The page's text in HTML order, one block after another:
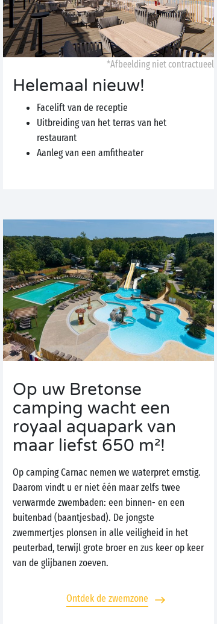
*Afbeelding niet contractueel
Helemaal nieuw!
Facelift van de receptie
Uitbreiding van het terras van het
restaurant
Aanleg van een amfitheater
Op uw Bretonse
camping wacht een
royaal aquapark van
maar liefst 650 m²!
Op camping Carnac nemen we waterpret ernstig.
Daarom vindt u er niet één maar zelfs twee
verwarmde zwembaden: een binnen- en een
buitenbad (baantjesbad). De jongste
zwemmertjes plonsen in alle veiligheid in het
peuterbad, terwijl grote broer en zus keer op keer
van de glijbanen zoeven.
Ontdek de zwemzone